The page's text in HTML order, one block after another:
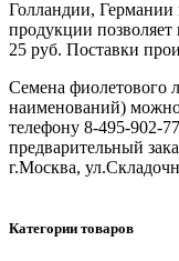
Голландии,
продукции позволяет
25 руб. Поставки
Семена фиолетового
наименований) можно
телефону 8-495-902-
предварительный
г.Москва,
Категории товаров